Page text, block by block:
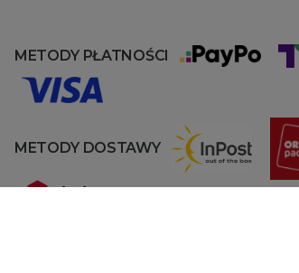
METODY PŁATNOŚCI
METODY DOSTAWY